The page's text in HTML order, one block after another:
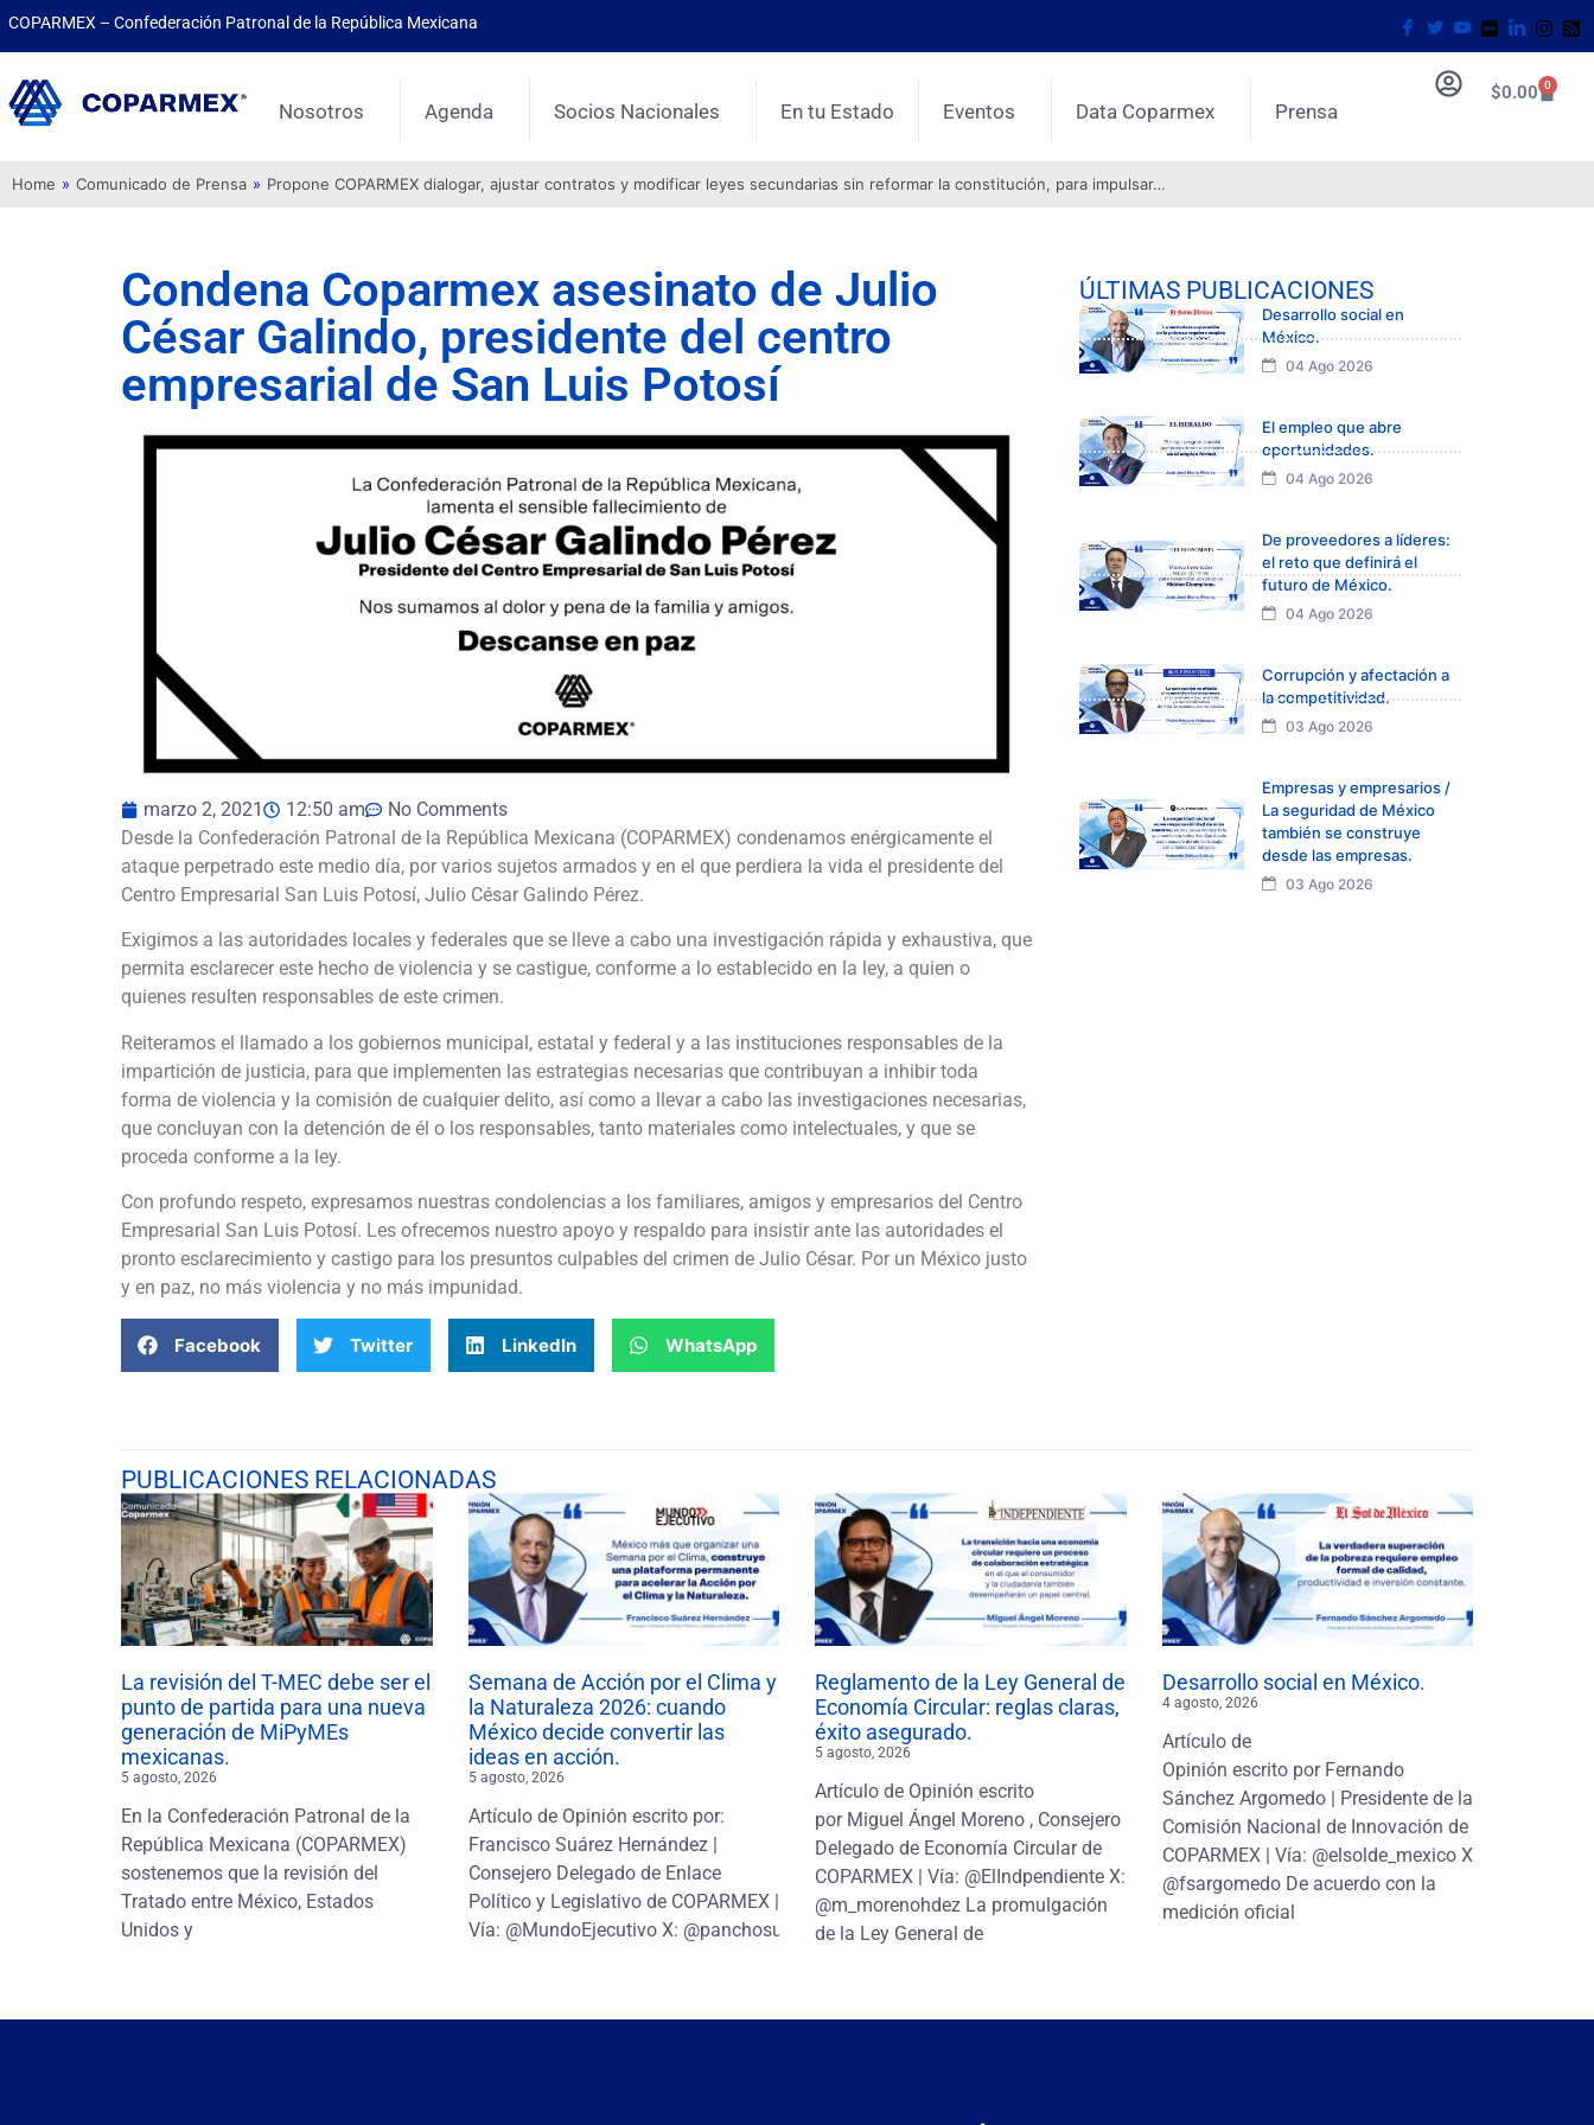
COPARMEX – Confederación Patronal de la República Mexicana
Nosotros Agenda Socios Nacionales En tu Estado Eventos Data Coparmex Prensa
$0.00 0
Home » Comunicado de Prensa » Propone COPARMEX dialogar, ajustar contratos y modificar leyes secundarias sin reformar la constitución, para impulsar…
Condena Coparmex asesinato de Julio
César Galindo, presidente del centro
empresarial de San Luis Potosí
marzo 2, 2021 12:50 am
No Comments
Desde la Confederación Patronal de la República Mexicana (COPARMEX) condenamos enérgicamente el
ataque perpetrado este medio día, por varios sujetos armados y en el que perdiera la vida el presidente del
Centro Empresarial San Luis Potosí, Julio César Galindo Pérez.
Exigimos a las autoridades locales y federales que se lleve a cabo una investigación rápida y exhaustiva, que
permita esclarecer este hecho de violencia y se castigue, conforme a lo establecido en la ley, a quien o
quienes resulten responsables de este crimen.
Reiteramos el llamado a los gobiernos municipal, estatal y federal y a las instituciones responsables de la
impartición de justicia, para que implementen las estrategias necesarias que contribuyan a inhibir toda
forma de violencia y la comisión de cualquier delito, así como a llevar a cabo las investigaciones necesarias,
que concluyan con la detención de él o los responsables, tanto materiales como intelectuales, y que se
proceda conforme a la ley.
Con profundo respeto, expresamos nuestras condolencias a los familiares, amigos y empresarios del Centro
Empresarial San Luis Potosí. Les ofrecemos nuestro apoyo y respaldo para insistir ante las autoridades el
pronto esclarecimiento y castigo para los presuntos culpables del crimen de Julio César. Por un México justo
y en paz, no más violencia y no más impunidad.
Facebook Twitter LinkedIn WhatsApp
ÚLTIMAS PUBLICACIONES
Desarrollo social en
México.
04 Ago 2026
El empleo que abre
oportunidades.
04 Ago 2026
De proveedores a líderes:
el reto que definirá el
futuro de México.
04 Ago 2026
Corrupción y afectación a
la competitividad.
03 Ago 2026
Empresas y empresarios /
La seguridad de México
también se construye
desde las empresas.
03 Ago 2026
PUBLICACIONES RELACIONADAS
La revisión del T-MEC debe ser el
punto de partida para una nueva
generación de MiPyMEs
mexicanas.
5 agosto, 2026
En la Confederación Patronal de la
República Mexicana (COPARMEX)
sostenemos que la revisión del
Tratado entre México, Estados
Unidos y
Semana de Acción por el Clima y
la Naturaleza 2026: cuando
México decide convertir las
ideas en acción.
5 agosto, 2026
Artículo de Opinión escrito por:
Francisco Suárez Hernández |
Consejero Delegado de Enlace
Político y Legislativo de COPARMEX |
Vía: @MundoEjecutivo X: @panchosuarezh
Reglamento de la Ley General de
Economía Circular: reglas claras,
éxito asegurado.
5 agosto, 2026
Artículo de Opinión escrito
por Miguel Ángel Moreno , Consejero
Delegado de Economía Circular de
COPARMEX | Vía: @ElIndpendiente X:
@m_morenohdez La promulgación
de la Ley General de
Desarrollo social en México.
4 agosto, 2026
Artículo de
Opinión escrito por Fernando
Sánchez Argomedo | Presidente de la
Comisión Nacional de Innovación de
COPARMEX | Vía: @elsolde_mexico X:
@fsargomedo De acuerdo con la
medición oficial